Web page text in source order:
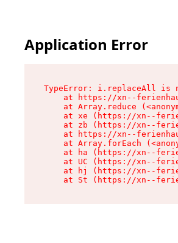
Application Error
TypeError: i.replaceAll is
at https://xn--
at Array.reduce
at xe (https://xn--
at zb (https://xn--
at https://xn--
at Array.forEach
at ha (https://xn--
at UC (https://xn--
at hj (https://xn--
at St (https://xn--